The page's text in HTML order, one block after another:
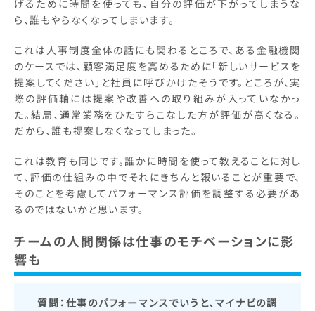
げるために時間を使っても、自分の評価が下がってしまうな
ら、誰もやらなくなってしまいます。
これは人事制度全体の話にも関わるところで、ある金融機関
のケースでは、顧客満足度を高めるために「新しいサービスを
提案してください」と社員に呼びかけたそうです。ところが、実
際の評価軸には提案や改善への取り組みが入っていなかっ
た。結局、通常業務をひたすらこなした方が評価が高くなる。
だから、誰も提案しなくなってしまった。
これは教育も同じです。誰かに時間を使って教えることに対し
て、評価の仕組みの中でそれにきちんと報いることが重要で、
そのことを考慮してパフォーマンス評価を調整する必要があ
るのではないかと思います。
チームの人間関係は仕事のモチベーションに影
響も
質問： 仕事のパフォーマンスでいうと、マイナビの調